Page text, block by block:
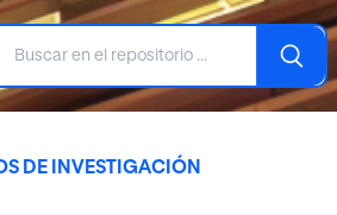
DE INVESTIGACIÓN